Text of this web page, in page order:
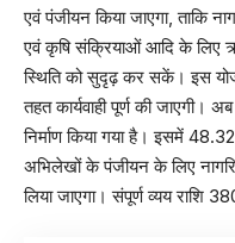
एवं पंजीयन किया जाएगा, ताकि
एवं कृषि संक्रियाओं आदि के लिए
स्थिति को सुदृढ़ कर सकें। इस
तहत कार्यवाही पूर्ण की
निर्माण किया गया है। इसमें
अभिलेखों के पंजीयन के लिए
लिया जाएगा। संपूर्ण व्यय राशि